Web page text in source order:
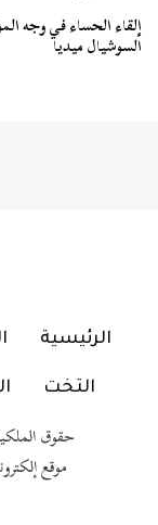
إلقاء الحساء في وجه
السوشيال ميديا
الرئيسية
التخت
حقوق الملكية
موقع